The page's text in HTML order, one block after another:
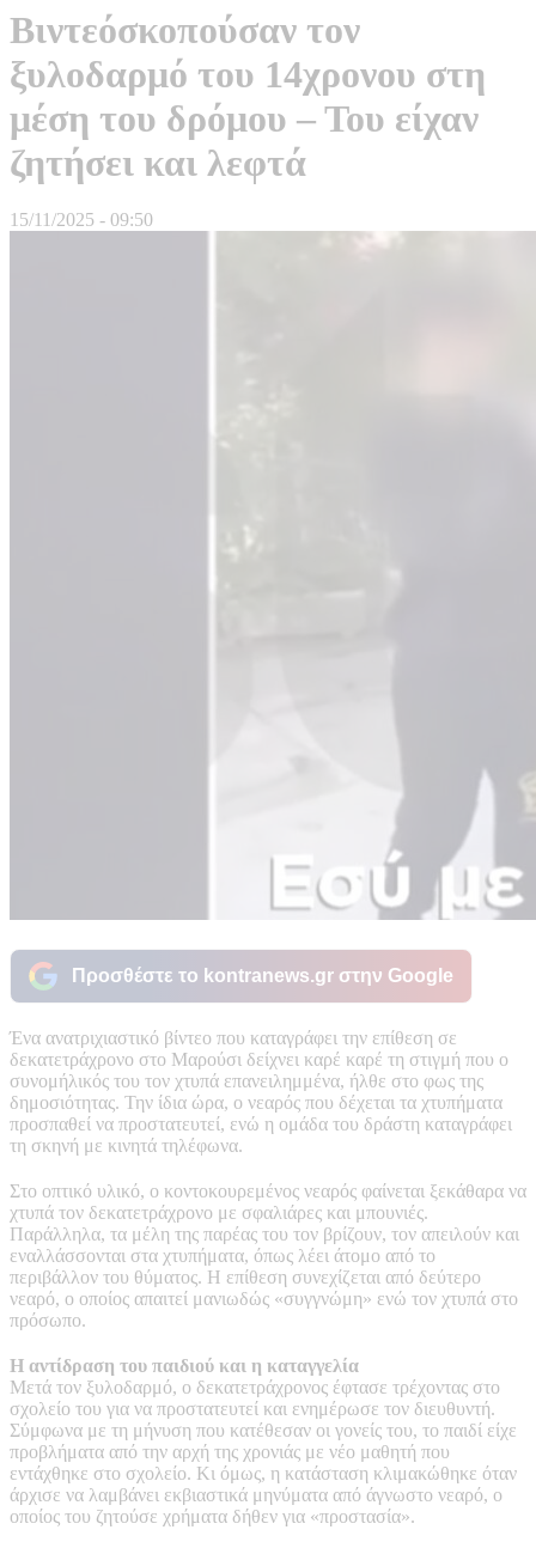
Βιντεόσκοπούσαν τον
ξυλοδαρμό του 14χρονου στη
μέση του δρόμου – Του είχαν
ζητήσει και λεφτά
15/11/2025 - 09:50
Προσθέστε το kontranews.gr στην Google
Ένα ανατριχιαστικό βίντεο που καταγράφει την επίθεση σε
δεκατετράχρονο στο Μαρούσι δείχνει καρέ καρέ τη στιγμή που ο
συνομήλικός του τον χτυπά επανειλημμένα, ήλθε στο φως της
δημοσιότητας. Την ίδια ώρα, ο νεαρός που δέχεται τα χτυπήματα
προσπαθεί να προστατευτεί, ενώ η ομάδα του δράστη καταγράφει
τη σκηνή με κινητά τηλέφωνα.
Στο οπτικό υλικό, ο κοντοκουρεμένος νεαρός φαίνεται ξεκάθαρα να
χτυπά τον δεκατετράχρονο με σφαλιάρες και μπουνιές.
Παράλληλα, τα μέλη της παρέας του τον βρίζουν, τον απειλούν και
εναλλάσσονται στα χτυπήματα, όπως λέει άτομο από το
περιβάλλον του θύματος. Η επίθεση συνεχίζεται από δεύτερο
νεαρό, ο οποίος απαιτεί μανιωδώς «συγγνώμη» ενώ τον χτυπά στο
πρόσωπο.
Η αντίδραση του παιδιού και η καταγγελία
Μετά τον ξυλοδαρμό, ο δεκατετράχρονος έφτασε τρέχοντας στο
σχολείο του για να προστατευτεί και ενημέρωσε τον διευθυντή.
Σύμφωνα με τη μήνυση που κατέθεσαν οι γονείς του, το παιδί είχε
προβλήματα από την αρχή της χρονιάς με νέο μαθητή που
εντάχθηκε στο σχολείο. Κι όμως, η κατάσταση κλιμακώθηκε όταν
άρχισε να λαμβάνει εκβιαστικά μηνύματα από άγνωστο νεαρό, ο
οποίος του ζητούσε χρήματα δήθεν για «προστασία».